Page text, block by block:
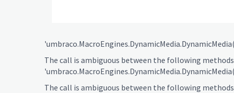
The call is ambiguous between the following
The call is ambiguous between the following